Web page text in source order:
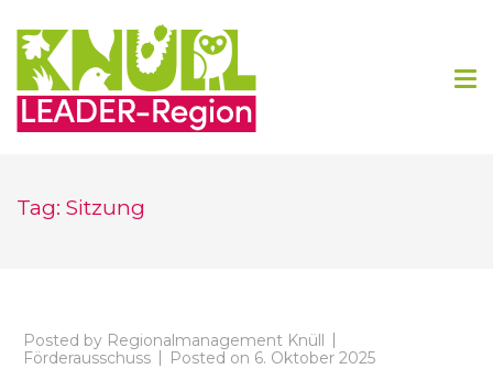
Regionalmanagement Knüll
Tag: Sitzung
Posted by Regionalmanagement Knüll
Förderausschuss
Posted on 6. Oktober 2025